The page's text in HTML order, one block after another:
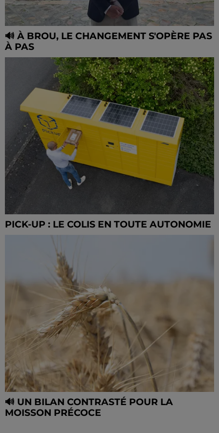
🔊 À BROU, LE CHANGEMENT S'OPÈRE PAS
À PAS
PICK-UP : LE COLIS EN TOUTE AUTONOMIE
🔊 UN BILAN CONTRASTÉ POUR LA
MOISSON PRÉCOCE